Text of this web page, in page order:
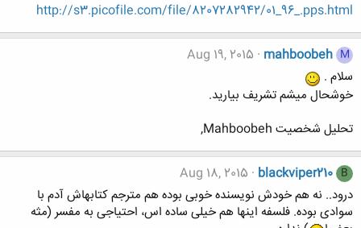
http://s3.picofile.com/file/8207282942/01_96_.pps.html
M
mahboobeh
Aug 19, 2015
سلام .
خوشحال میشم تشریف بیارید.
تحلیل شخصیت Mahboobeh,
B
blackviper210
Aug 18, 2015
درود.. نه هم خودش نویسنده خوبی بوده هم مترجم کتابهاش آدم با
سوادی بوده. فلسفه اینها هم خیلی ساده اس، احتیاجی به مفسر (مثه